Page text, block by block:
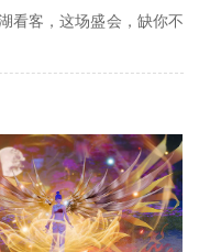
看客，这场盛会，缺你不